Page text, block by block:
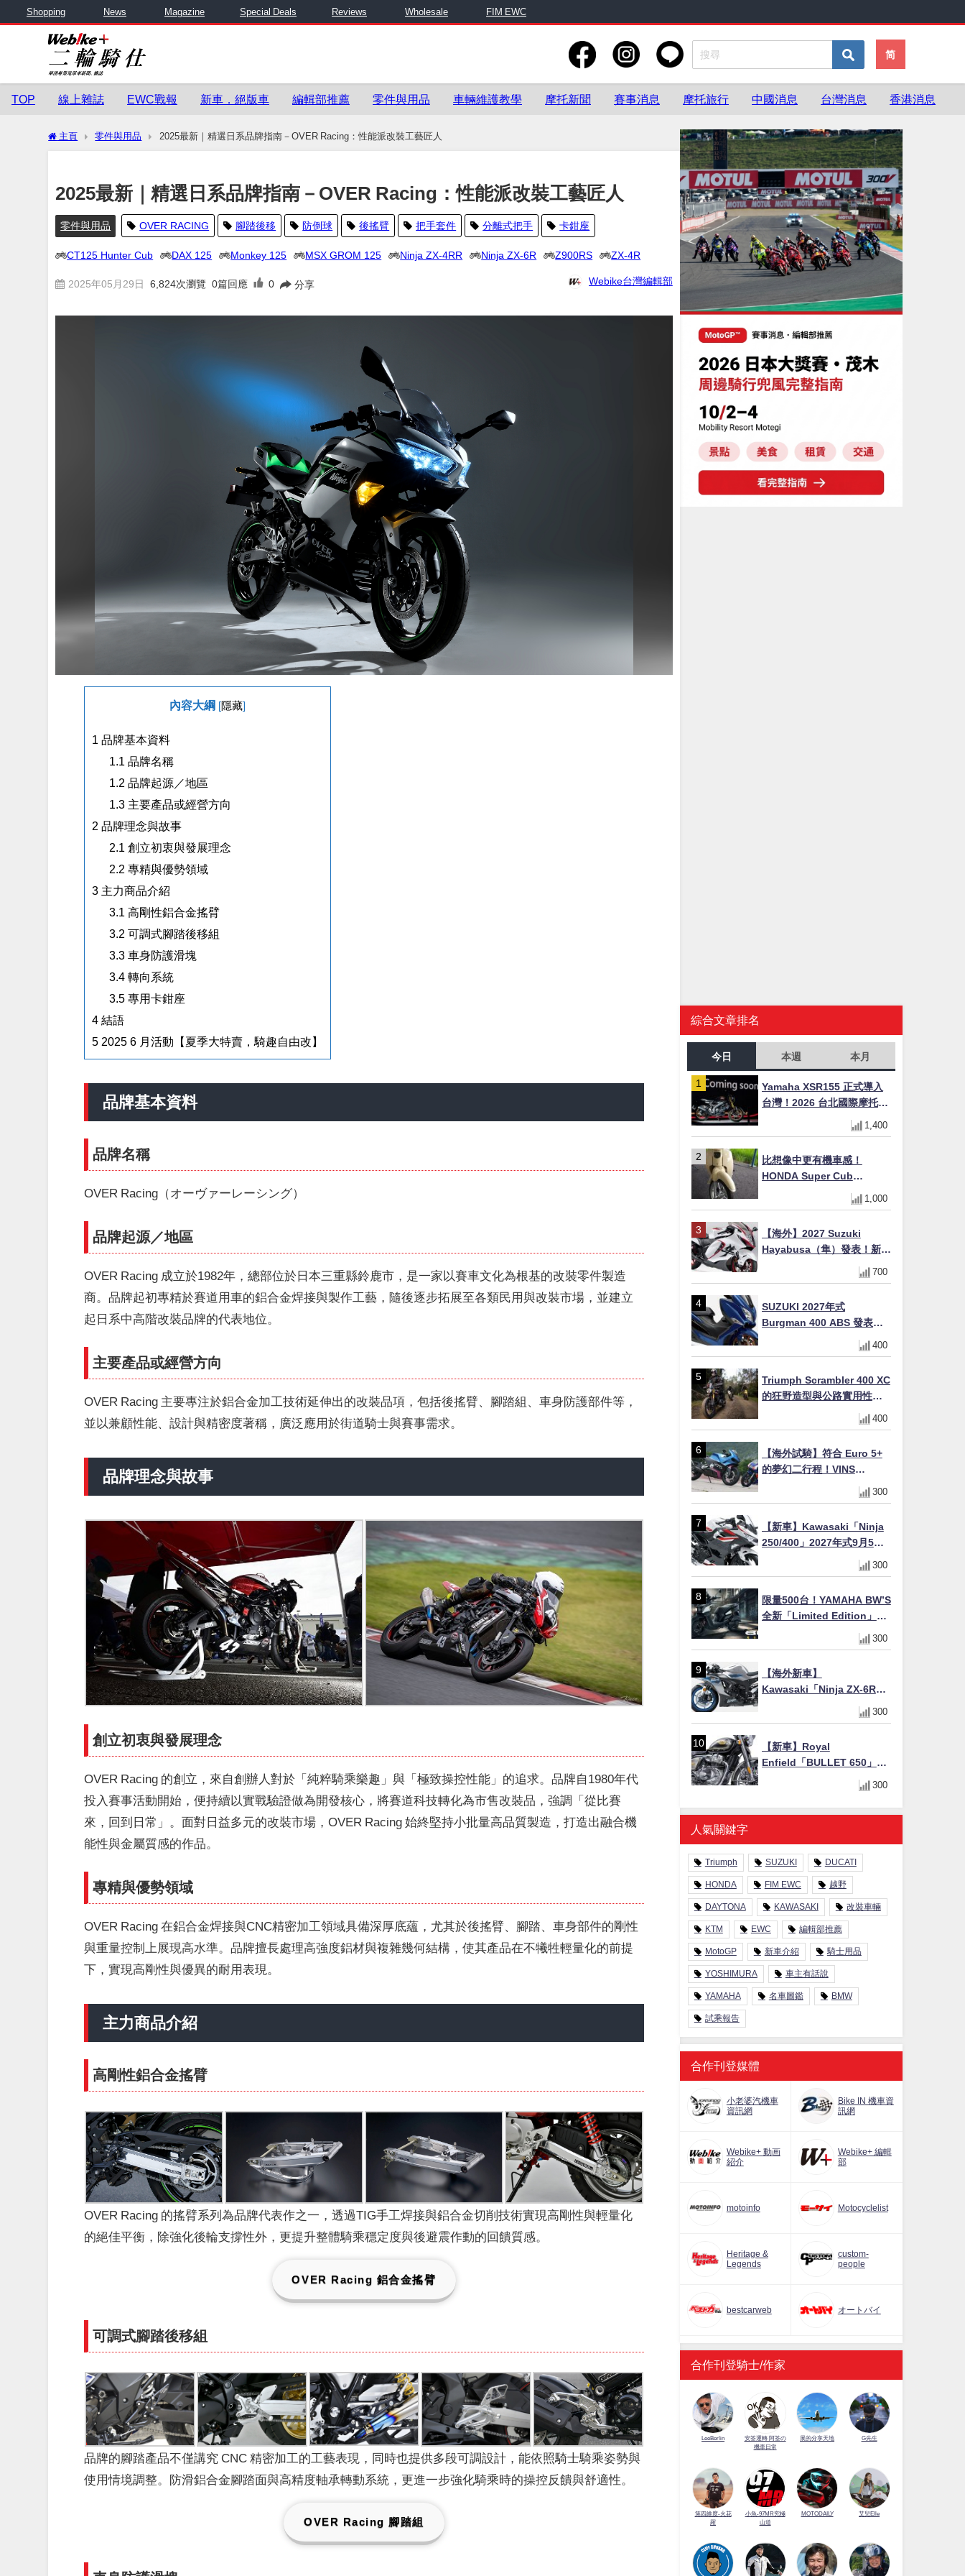
Shopping News Magazine Special Deals Reviews Wholesale FIM EWC
简
TOP 線上雜誌 EWC戰報 新車．絕版車 編輯部推薦 零件與用品 車輛維護教學 摩托新聞 賽事消息 摩托旅行 中國消息 台灣消息 香港消息
主頁 零件與用品 2025最新｜精選日系品牌指南－OVER Racing：性能派改裝工藝匠人
2025最新｜精選日系品牌指南－OVER Racing：性能派改裝工藝匠人
零件與用品 OVER RACING 腳踏後移 防倒球 後搖臂 把手套件 分離式把手 卡鉗座
CT125 Hunter Cub DAX 125 Monkey 125 MSX GROM 125 Ninja ZX-4RR Ninja ZX-6R Z900RS ZX-4R
2025年05月29日 6,824次瀏覽 0篇回應 0 分享 Webike台灣編輯部
內容大綱 隱藏
1 品牌基本資料
1.1 品牌名稱
1.2 品牌起源／地區
1.3 主要產品或經營方向
2 品牌理念與故事
2.1 創立初衷與發展理念
2.2 專精與優勢領域
3 主力商品介紹
3.1 高剛性鋁合金搖臂
3.2 可調式腳踏後移組
3.3 車身防護滑塊
3.4 轉向系統
3.5 專用卡鉗座
4 結語
5 2025 6 月活動【夏季大特賣，騎趣自由改】
品牌基本資料
品牌名稱
OVER Racing（オーヴァーレーシング）
品牌起源／地區
OVER Racing 成立於1982年，總部位於日本三重縣鈴鹿市，是一家以賽車文化為根基的改裝零件製造
商。品牌起初專精於賽道用車的鋁合金焊接與製作工藝，隨後逐步拓展至各類民用與改裝市場，並建立
起日系中高階改裝品牌的代表地位。
主要產品或經營方向
OVER Racing 主要專注於鋁合金加工技術延伸出的改裝品項，包括後搖臂、腳踏組、車身防護部件等，
並以兼顧性能、設計與精密度著稱，廣泛應用於街道騎士與賽事需求。
品牌理念與故事
創立初衷與發展理念
OVER Racing 的創立，來自創辦人對於「純粹騎乘樂趣」與「極致操控性能」的追求。品牌自1980年代
投入賽事活動開始，便持續以實戰驗證做為開發核心，將賽道科技轉化為市售改裝品，強調「從比賽
來，回到日常」。面對日益多元的改裝市場，OVER Racing 始終堅持小批量高品質製造，打造出融合機
能性與金屬質感的作品。
專精與優勢領域
OVER Racing 在鋁合金焊接與CNC精密加工領域具備深厚底蘊，尤其於後搖臂、腳踏、車身部件的剛性
與重量控制上展現高水準。品牌擅長處理高強度鋁材與複雜幾何結構，使其產品在不犧牲輕量化的前提
下，實現高剛性與優異的耐用表現。
主力商品介紹
高剛性鋁合金搖臂
OVER Racing 的搖臂系列為品牌代表作之一，透過TIG手工焊接與鋁合金切削技術實現高剛性與輕量化
的絕佳平衡，除強化後輪支撐性外，更提升整體騎乘穩定度與後避震作動的回饋質感。
OVER Racing 鋁合金搖臂
可調式腳踏後移組
品牌的腳踏產品不僅講究 CNC 精密加工的工藝表現，同時也提供多段可調設計，能依照騎士騎乘姿勢與
使用情境調整。防滑鋁合金腳踏面與高精度軸承轉動系統，更進一步強化騎乘時的操控反饋與舒適性。
OVER Racing 腳踏組
綜合文章排名
今日 本週 本月
Yamaha XSR155 正式導入
台灣！2026 台北國際摩托車
展亮相，70 週年紀念版
YZF-R 系列限量追加販售
1,400
比想像中更有機車感！
HONDA Super Cub
110【Webike愛車精選】
1,000
【海外】2027 Suzuki
Hayabusa（隼）發表！新增
Special Edition 特仕版，全
新珍珠白塗裝與專屬配備登
700
SUZUKI 2027年式
Burgman 400 ABS 發表！
8/18日本上市、支援E10汽油
售價98萬100日圓
400
Triumph Scrambler 400 XC
的狂野造型與公路實用性的
400
【海外試騎】符合 Euro 5+
的夢幻二行程！VINS
Duecinquanta 登陸日本：
前法拉利工程師打造、碳纖
V 雙全解析
300
【新車】Kawasaki「Ninja
250/400」2027年式9月5日
日本發售！新塗裝登場×價格
不變×輔助滑動式離合器
300
限量500台！YAMAHA BW’S
全新「Limited Edition」都
市探索限定色 GOOPiMADE
聯名包同步登場
300
【海外新車】
Kawasaki「Ninja ZX-6R」
2027年式北美發表！636cc
四缸×銀河銀/暮光藍新色
美元起
300
【新車】Royal
Enfield「BULLET 650」8
月27日日本發售（98萬日圓
～）！648cc空冷並列雙缸×
虎眼指示燈×砲筒黑/戰艦藍兩
300
人氣關鍵字
Triumph SUZUKI DUCATI
HONDA FIM EWC 越野
DAYTONA KAWASAKI 改裝車輛
KTM EWC 編輯部推薦
MotoGP 新車介紹 騎士用品
YOSHIMURA 車主有話說
YAMAHA 名車圖鑑 BMW
試乘報告
合作刊登媒體
小老婆汽機車
資訊網
Bike IN 機車資
訊網
Webike+ 動画
紹介
Webike+ 編輯
部
motoinfo Motocyclelist
Heritage &
Legends
custom-
people
bestcarweb オートバイ
合作刊登騎士/作家
LeeBerlin
安筌運轉 阿筌の
機車日常
展的分享天地 G先生
第四維度-火花
羅
小魚-97MR究極
山道
MOTODAILY 艾兒Elle